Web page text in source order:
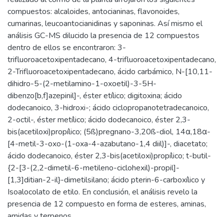
compuestos: alcaloides, antocianinas, flavonoides,
cumarinas, leucoantocianidinas y saponinas. Así mismo el
análisis GC-MS dilucido la presencia de 12 compuestos
dentro de ellos se encontraron: 3-
trifluoroacetoxipentadecano, 4-trifluoroacetoxipentadecano,
2-Trifluoroacetoxipentadecano, ácido carbámico, N-[10,11-
dihidro-5-(2-metilamino-1-oxoetil)-3-5H-
dibenzo[b,f]azepinil]-, éster etílico; digitoxina; ácido
dodecanoico, 3-hidroxi-; ácido ciclopropanotetradecanoico,
2-octil-, éster metílico; ácido dodecanoico, éster 2,3-
bis(acetiloxi)propílico; (5ß)pregnano-3,20ß-diol, 14α,18α-
[4-metil-3-oxo-(1-oxa-4-azabutano-1,4 diil)]-, diacetato;
ácido dodecanoico, éster 2,3-bis(acetiloxi)propílico; t-butil-
{2-[3-(2,2-dimetil-6-metileno-ciclohexil)-propil]-
[1,3]ditian-2-il}-dimetilsilano; ácido pterin-6-carboxílico y
Isoalocolato de etilo. En conclusión, el análisis revelo la
presencia de 12 compuesto en forma de esteres, aminas,